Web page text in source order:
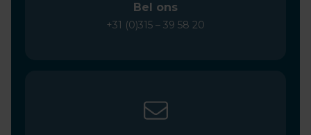
Bel ons
+31 (0)315 – 39 58 20